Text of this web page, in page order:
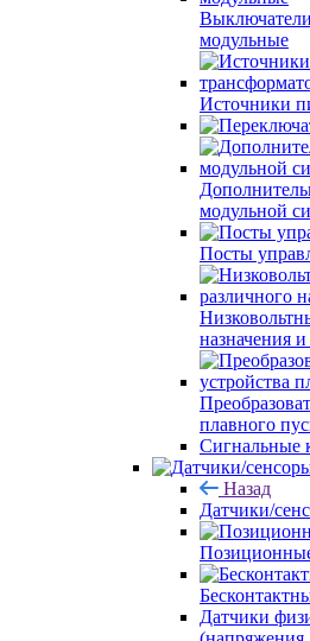
модульные
Источники
модульной
Посты
назначения
плавного
Сигнальные
Назад
Датчики/
Датчики